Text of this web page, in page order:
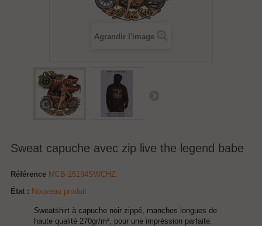
Agrandir l'image
Sweat capuche avec zip live the legend babe
Référence MCB-15194SWCHZ
État : Nouveau produit
Sweatshirt à capuche noir zippé, manches longues de
haute qualité 270gr/m², pour une impréssion parfaite.